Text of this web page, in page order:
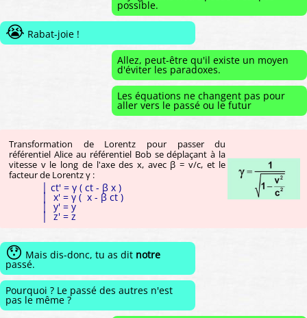
possible.
😭 Rabat-joie !
Allez, peut-être qu'il existe un moyen
d'éviter les paradoxes.
Les équations ne changent pas pour
aller vers le passé ou le futur
Transformation de Lorentz pour passer du
référentiel Alice au référentiel Bob se déplaçant à la
vitesse v le long de l'axe des x, avec β = v/c, et le
facteur de Lorentz γ :
│ ct' = γ ( ct - β x )
│ x' = γ ( x - β ct )
│ y' = y
│ z' = z
😯 Mais dis-donc, tu as dit notre
passé.
Pourquoi ? Le passé des autres n'est
pas le même ?